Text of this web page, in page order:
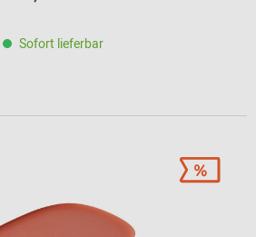
Sofort lieferbar